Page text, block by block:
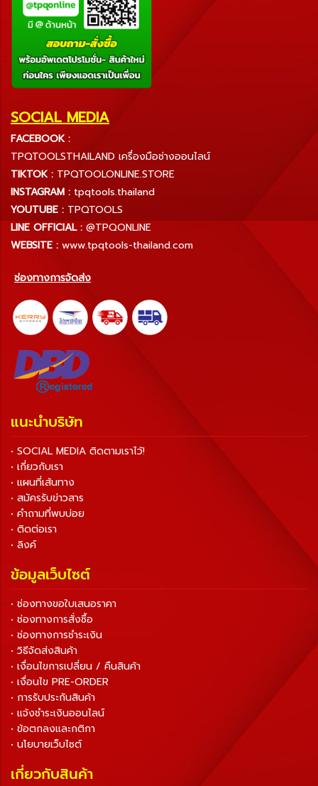
SOCIAL MEDIA
FACEBOOK :
TPQTOOLSTHAILAND เครื่องมือช่างออนไลน์
TIKTOK : TPQTOOLONLINE.STORE
INSTAGRAM : tpqtools.thailand
YOUTUBE : TPQTOOLS
LINE OFFICIAL : @TPQONLINE
WEBSITE : www.tpqtools-thailand.com
ช่องทางการจัดส่ง
แนะนำบริษัท
• SOCIAL MEDIA ติดตามเราไว้!
• เกี่ยวกับเรา
• แผนที่เส้นทาง
• สมัครรับข่าวสาร
• คำถามที่พบบ่อย
• ติดต่อเรา
• ลิงค์
ข้อมูลเว็บไซต์
• ช่องทางขอใบเสนอราคา
• ช่องทางการสั่งซื้อ
• ช่องทางการชำระเงิน
• วิธีจัดส่งสินค้า
• เงื่อนไขการเปลี่ยน / คืนสินค้า
• เงื่อนไข PRE-ORDER
• การรับประกันสินค้า
• แจ้งชำระเงินออนไลน์
• ข้อตกลงและกติกา
• นโยบายเว็บไซต์
เกี่ยวกับสินค้า